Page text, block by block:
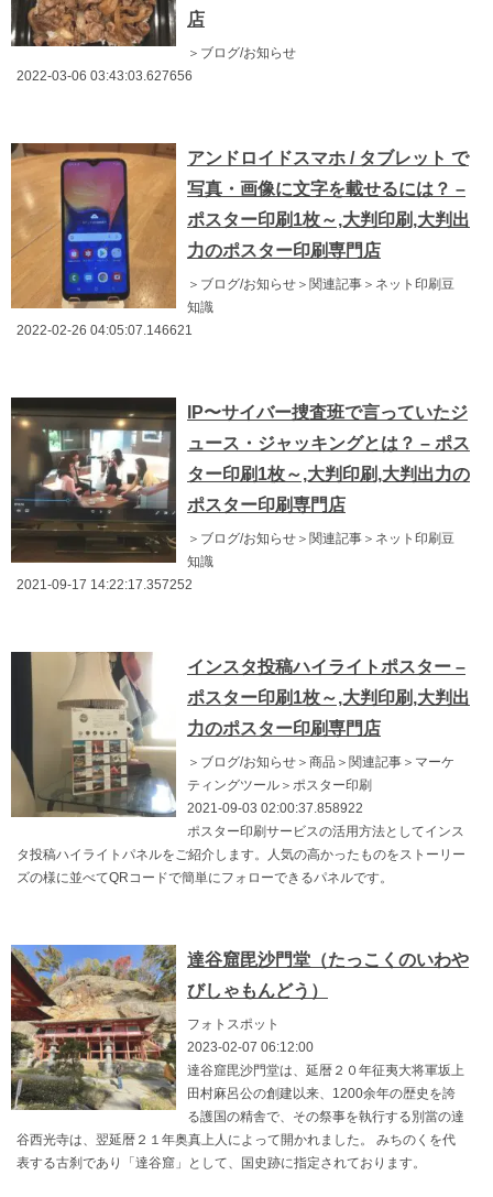
店
＞ブログ/お知らせ
2022-03-06 03:43:03.627656
アンドロイドスマホ / タブレット で
写真・画像に文字を載せるには？ –
ポスター印刷1枚～,大判印刷,大判出
力のポスター印刷専門店
＞ブログ/お知らせ＞関連記事＞ネット印刷豆
知識
2022-02-26 04:05:07.146621
IP〜サイバー捜査班で言っていたジ
ュース・ジャッキングとは？ – ポス
ター印刷1枚～,大判印刷,大判出力の
ポスター印刷専門店
＞ブログ/お知らせ＞関連記事＞ネット印刷豆
知識
2021-09-17 14:22:17.357252
インスタ投稿ハイライトポスター –
ポスター印刷1枚～,大判印刷,大判出
力のポスター印刷専門店
＞ブログ/お知らせ＞商品＞関連記事＞マーケ
ティングツール＞ポスター印刷
2021-09-03 02:00:37.858922
ポスター印刷サービスの活用方法としてインス
タ投稿ハイライトパネルをご紹介します。人気の高かったものをストーリー
ズの様に並べてQRコードで簡単にフォローできるパネルです。
達谷窟毘沙門堂（たっこくのいわや
びしゃもんどう）
フォトスポット
2023-02-07 06:12:00
達谷窟毘沙門堂は、延暦２０年征夷大将軍坂上
田村麻呂公の創建以来、1200余年の歴史を誇
る護国の精舎で、その祭事を執行する別當の達
谷西光寺は、翌延暦２１年奥真上人によって開かれました。 みちのくを代
表する古刹であり「達谷窟」として、国史跡に指定されております。